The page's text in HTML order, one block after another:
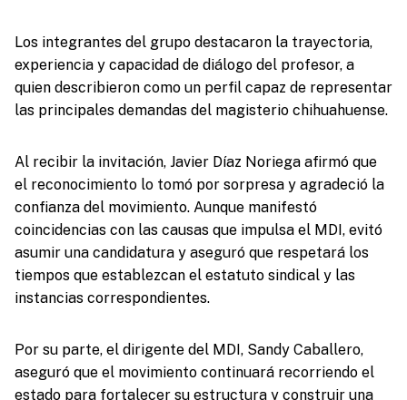
Los integrantes del grupo destacaron la trayectoria,
experiencia y capacidad de diálogo del profesor, a
quien describieron como un perfil capaz de representar
las principales demandas del magisterio chihuahuense.
Al recibir la invitación, Javier Díaz Noriega afirmó que
el reconocimiento lo tomó por sorpresa y agradeció la
confianza del movimiento. Aunque manifestó
coincidencias con las causas que impulsa el MDI, evitó
asumir una candidatura y aseguró que respetará los
tiempos que establezcan el estatuto sindical y las
instancias correspondientes.
Por su parte, el dirigente del MDI, Sandy Caballero,
aseguró que el movimiento continuará recorriendo el
estado para fortalecer su estructura y construir una